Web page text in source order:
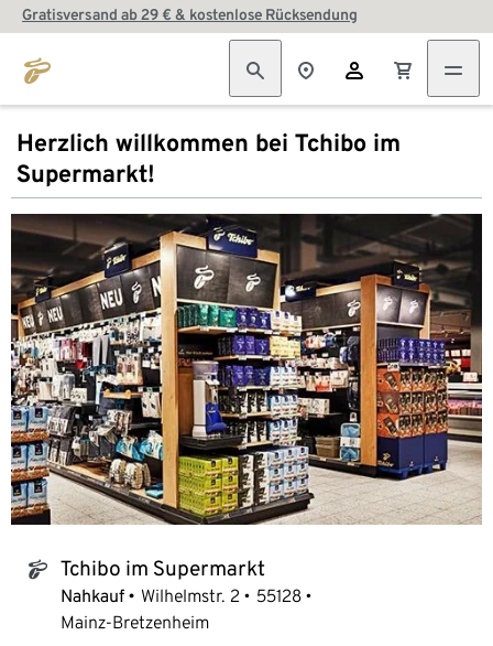
Gratisversand ab 29 € & kostenlose Rücksendung
Herzlich willkommen bei Tchibo im
Supermarkt!
tchibo_logo Tchibo im Supermarkt
Nahkauf Wilhelmstr. 2
55128
Mainz-Bretzenheim